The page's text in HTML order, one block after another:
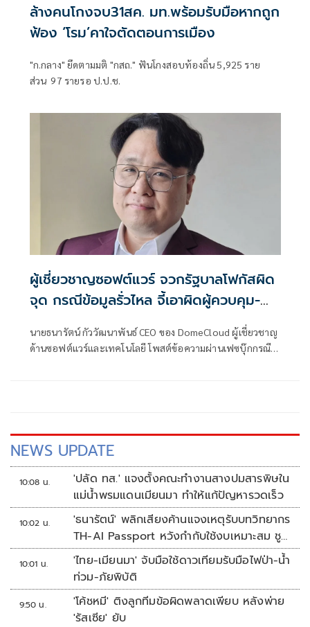
ล้างคนโกงจบ31สค. มท.พร้อมรับมือหากถูก
ฟ้อง ‘โรม’คาใจตัดตอนการเมือง
"ก.กลาง" ยึดตามมติ "กสถ." ฟันโกงสอบท้องถิ่น 5,925 ราย
ส่วน 97 รายรอ ป.ป.ช.
ผู้เชี่ยวชาญซอฟต์แวร์ จวกรัฐบาลโฟกัสผิด
จุด กรณีข้อมูลรั่วไหล จี้เอาผิดผู้ควบคุม-
นายธนารัตน์ กัววัฒนาพันธ์ CEO ของ DomeCloud ผู้เชี่ยวชาญ
ด้านซอฟต์แวร์และเทคโนโลยี โพสต์ข้อความผ่านเฟซบุ๊กกรณี
NEWS UPDATE
10:08 น.
'ปลัด ทส.' แจงตั้งคณะทำงานสางปมสารพิษใน
แม่น้ำพรมแดนเมียนมา ทำให้แก้ปัญหารวดเร็ว
10:02 น.
'ธนารัตน์' พลิกเสียงค้านแจงเหตุรับบทวิทยากร
TH-AI Passport หวังกำกับใช้งบเหมาะสม ชู
จุดเด่นคนไทยได้ใช้ AI ระดับโปร ลดเหลื่อมล้ำ
ทางเทคโนโลยี เซฟงบไปกว่า900ล้าน เชื่อหาก
ใช้เต็มที่เอกชนขาดทุนย่อยยับ
10:01 น.
'ไทย-เมียนมา' จับมือใช้ดาวเทียมรับมือไฟป่า-น้ำ
ท่วม-ภัยพิบัติ
9:50 น.
'โค้ชหมี' ติงลูกทีมข้อผิดพลาดเพียบ หลังพ่าย
'รัสเซีย' ยับ